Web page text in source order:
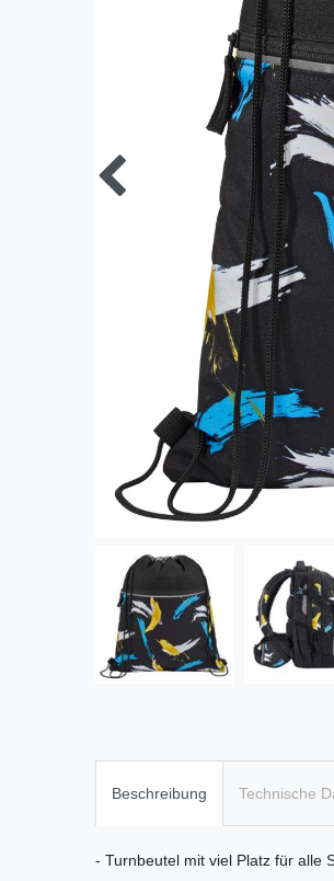
Beschreibung Technische
- Turnbeutel mit viel Platz für alle